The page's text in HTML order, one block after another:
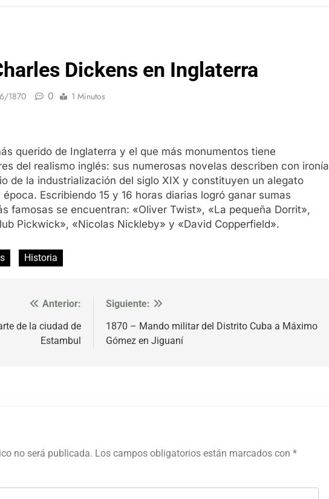
Dickens en Inglaterra
1870 0 1 Minutos
querido de Inglaterra y el que más monumentos tiene
del realismo inglés: sus numerosas novelas describen con ironía
de la industrialización del siglo XIX y constituyen un alegato
Escribiendo 15 y 16 horas diarias logró ganar sumas
famosas se encuentran: «Oliver Twist», «La pequeña Dorrit»,
Pickwick», «Nicolas Nickleby» y «David Copperfield».
Historia
Anterior:
de la ciudad de
Estambul
Siguiente:
1870 – Mando militar del Distrito Cuba a Máximo
Gómez en Jiguaní
no será publicada. Los campos obligatorios están marcados con *